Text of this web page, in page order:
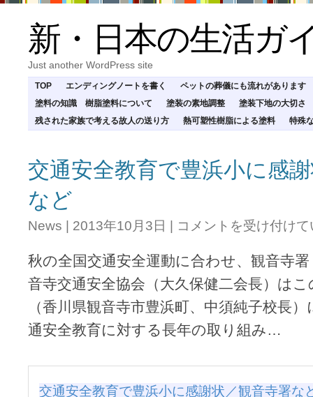
新・日本の生活ガ
Just another WordPress site
TOP エンディングノートを書く
ペットの葬儀にも流れがあります
塗料の知識 樹脂塗料について
塗装の素地調整
塗装下地の大切さ
残された家族で考える故人の送り方
熱可塑性樹脂による塗料 特殊
交通安全教育で豊浜小に感
など
News | 2013年10月3日 | 交
全
教
育
で
浜
謝
コメントを受け付け
秋の全国交通安全運動に合わせ、観音寺
音寺交通安全協会（大久保健二会長）は
（香川県観音寺市豊浜町、中須純子校長
通安全教育に対する長年の取り組み…
交通安全教育で豊浜小に感謝状／観音寺署な